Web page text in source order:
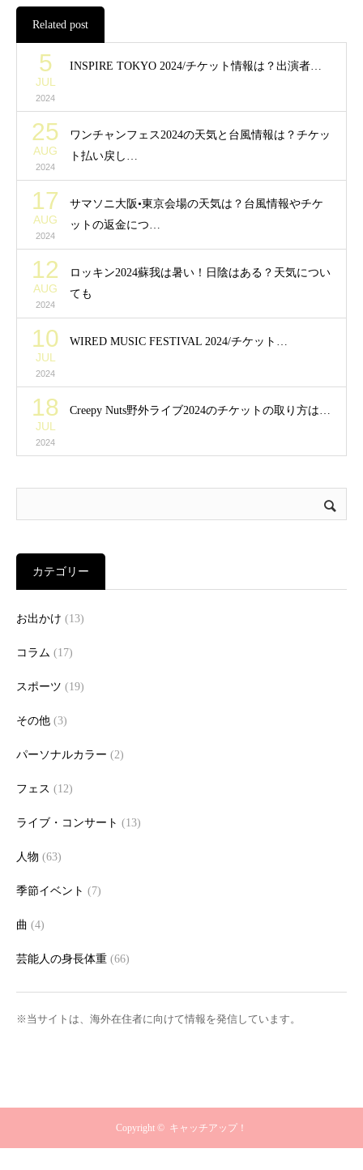
Related post
5
JUL
2024
INSPIRE TOKYO 2024/チケット情報は？出演者…
25
AUG
2024
ワンチャンフェス2024の天気と台風情報は？チケッ
ト払い戻し…
17
AUG
2024
サマソニ大阪•東京会場の天気は？台風情報やチケ
ットの返金につ…
12
AUG
2024
ロッキン2024蘇我は暑い！日陰はある？天気につい
ても
10
JUL
2024
WIRED MUSIC FESTIVAL 2024/チケット…
18
JUL
2024
Creepy Nuts野外ライブ2024のチケットの取り方は…
カテゴリー
お出かけ (13)
コラム (17)
スポーツ (19)
その他 (3)
パーソナルカラー (2)
フェス (12)
ライブ・コンサート (13)
人物 (63)
季節イベント (7)
曲 (4)
芸能人の身長体重 (66)
※当サイトは、海外在住者に向けて情報を発信しています。
Copyright © キャッチアップ！